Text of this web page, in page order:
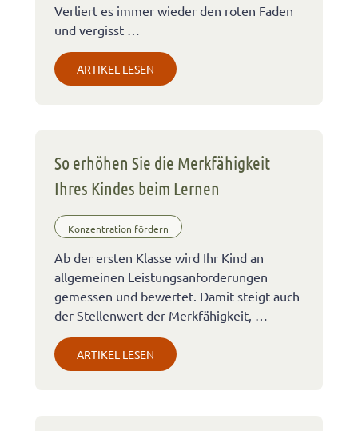
Verliert es immer wieder den roten Faden
und vergisst …
ARTIKEL LESEN
So erhöhen Sie die Merkfähigkeit
Ihres Kindes beim Lernen
Konzentration fördern
Ab der ersten Klasse wird Ihr Kind an
allgemeinen Leistungsanforderungen
gemessen und bewertet. Damit steigt auch
der Stellenwert der Merkfähigkeit, …
ARTIKEL LESEN